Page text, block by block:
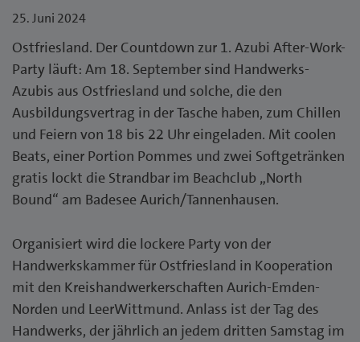
25. Juni 2024
Ostfriesland. Der Countdown zur 1. Azubi After-Work-
Party läuft: Am 18. September sind Handwerks-
Azubis aus Ostfriesland und solche, die den
Ausbildungsvertrag in der Tasche haben, zum Chillen
und Feiern von 18 bis 22 Uhr eingeladen. Mit coolen
Beats, einer Portion Pommes und zwei Softgetränken
gratis lockt die Strandbar im Beachclub „North
Bound“ am Badesee Aurich/Tannenhausen.
Organisiert wird die lockere Party von der
Handwerkskammer für Ostfriesland in Kooperation
mit den Kreishandwerkerschaften Aurich-Emden-
Norden und LeerWittmund. Anlass ist der Tag des
Handwerks, der jährlich an jedem dritten Samstag im